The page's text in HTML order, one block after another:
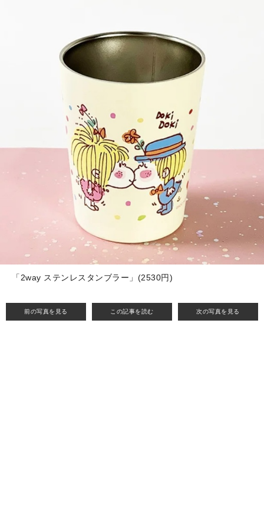
前の写真を見る この記事を読む 次の写真を見る
「2way ステンレスタンブラー」(2530円)